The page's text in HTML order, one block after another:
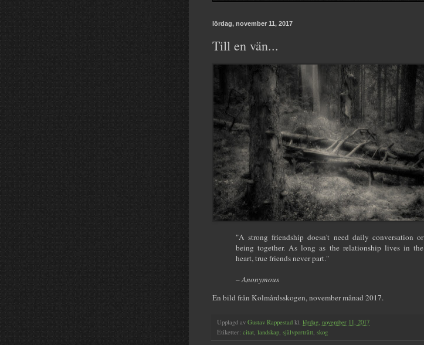
lördag, november 11, 2017
Till en vän...
"A strong friendship doesn't need daily conversation or
being together. As long as the relationship lives in the
heart, true friends never part."
–Anonymous
En bild från Kolmårdsskogen, november månad 2017.
Upplagd av Gustav Rappestad kl. lördag, november 11, 2017
Etiketter: citat, landskap, självporträtt, skog